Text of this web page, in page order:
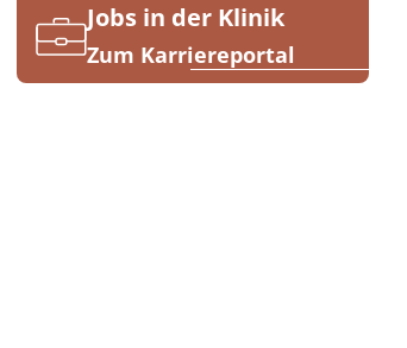
Jobs in der Klinik
Zum Karriereportal